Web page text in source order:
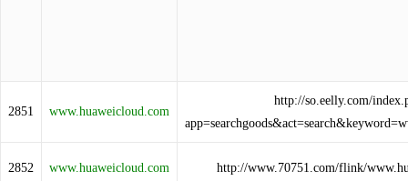
2851 www.huaweicloud.com
http://so.eelly.com/
2852 www.huaweicloud.com http://www.70751.com/flink/